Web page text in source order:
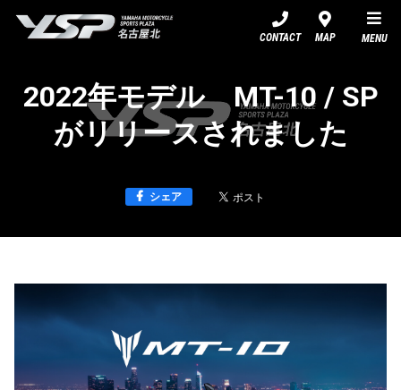
CONTACT MAP MENU
2022年モデル MT-10 / SP
がリリースされました
シェア